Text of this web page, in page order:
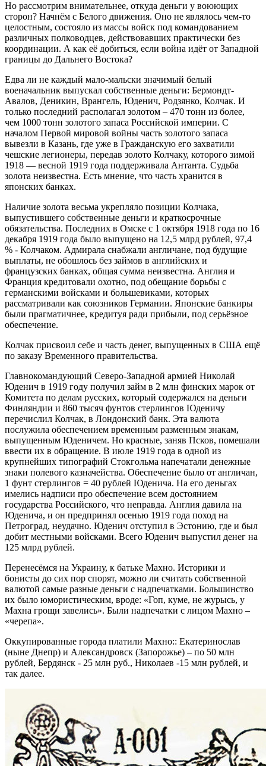
Но рассмотрим внимательнее, откуда деньги у воюющих
сторон? Начнём с Белого движения. Оно не являлось чем-то
целостным, состояло из массы войск под командованием
различных полководцев, действовавших практически без
координации. А как её добиться, если война идёт от Западной
границы до Дальнего Востока?
Едва ли не каждый мало-мальски значимый белый
военачальник выпускал собственные деньги: Бермондт-
Авалов, Деникин, Врангель, Юденич, Родзянко, Колчак. И
только последний располагал золотом – 470 тонн из более,
чем 1000 тонн золотого запаса Российской империи. С
началом Первой мировой войны часть золотого запаса
вывезли в Казань, где уже в Гражданскую его захватили
чешские легионеры, передав золото Колчаку, которого зимой
1918 — весной 1919 года поддерживала Антанта. Судьба
золота неизвестна. Есть мнение, что часть хранится в
японских банках.
Наличие золота весьма укрепляло позиции Колчака,
выпустившего собственные деньги и краткосрочные
обязательства. Последних в Омске с 1 октября 1918 года по 16
декабря 1919 года было выпущено на 12,5 млрд рублей, 97,4
% - Колчаком. Адмирала снабжали англичане, под будущие
выплаты, не обошлось без займов в английских и
французских банках, общая сумма неизвестна. Англия и
Франция кредитовали охотно, под обещание борьбы с
германскими войсками и большевиками, которых
рассматривали как союзников Германии. Японские банкиры
были прагматичнее, кредитуя ради прибыли, под серьёзное
обеспечение.
Колчак присвоил себе и часть денег, выпущенных в США ещё
по заказу Временного правительства.
Главнокомандующий Северо-Западной армией Николай
Юденич в 1919 году получил займ в 2 млн финских марок от
Комитета по делам русских, который содержался на деньги
Финляндии и 860 тысяч фунтов стерлингов Юденичу
перечислил Колчак, в Лондонский банк. Эта валюта
послужила обеспечением временным разменным знакам,
выпущенным Юденичем. Но красные, заняв Псков, помешали
ввести их в обращение. В июле 1919 года в одной из
крупнейших типографий Стокгольма напечатали денежные
знаки полевого казначейства. Обеспечение было от англичан,
1 фунт стерлингов = 40 рублей Юденича. На его деньгах
имелись надписи про обеспечение всем достоянием
государства Российского, что неправда. Англия давила на
Юденича, и он предпринял осенью 1919 года поход на
Петроград, неудачно. Юденич отступил в Эстонию, где и был
добит местными войсками. Всего Юденич выпустил денег на
125 млрд рублей.
Перенесёмся на Украину, к батьке Махно. Историки и
бонисты до сих пор спорят, можно ли считать собственной
валютой самые разные деньги с надпечатками. Большинство
их было юмористическим, вроде: «Гоп, куме, не журысь, у
Махна грощи завелись». Были надпечатки с лицом Махно –
«черепа».
Оккупированные города платили Махно:: Екатеринослав
(ныне Днепр) и Александровск (Запорожье) – по 50 млн
рублей, Бердянск - 25 млн руб., Николаев -15 млн рублей, и
так далее.